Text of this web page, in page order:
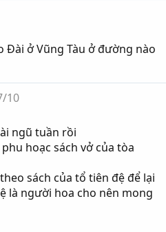
Đài ở Vũng Tàu ở đường nào
10
ngũ tuần rồi
hoạc sách vở của tòa
sách của tổ tiên đệ để lại
là người hoa cho nên mong